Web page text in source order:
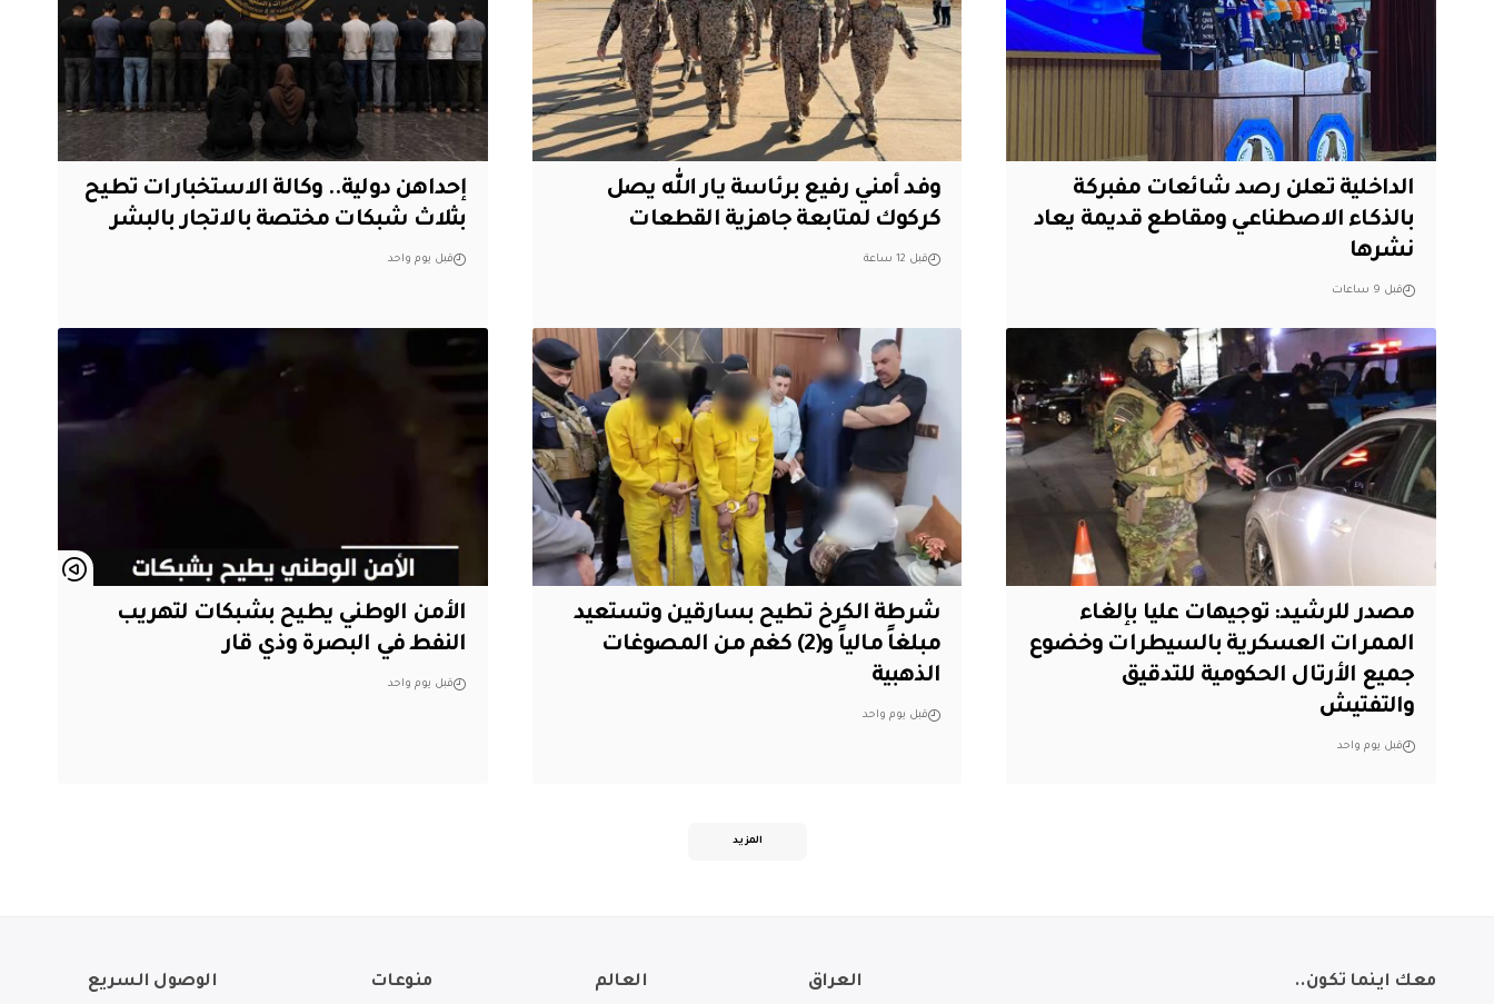
الداخلية تعلن رصد شائعات مفبركة
بالذكاء الاصطناعي ومقاطع قديمة يعاد
نشرها
قبل 9 ساعات
وفد أمني رفيع برئاسة يار الله يصل
كركوك لمتابعة جاهزية القطعات
قبل 12 ساعة
إحداهن دولية.. وكالة الاستخبارات تطيح
بثلاث شبكات مختصة بالاتجار بالبشر
قبل يوم واحد
مصدر للرشيد: توجيهات عليا بإلغاء
الممرات العسكرية بالسيطرات وخضوع
جميع الأرتال الحكومية للتدقيق
والتفتيش
قبل يوم واحد
شرطة الكرخ تطيح بسارقين وتستعيد
مبلغاً مالياً و(2) كغم من المصوغات
الذهبية
قبل يوم واحد
الأمن الوطني يطيح بشبكات لتهريب
النفط في البصرة وذي قار
قبل يوم واحد
المزيد
معك اينما تكون.. العراق العالم منوعات الوصول السريع